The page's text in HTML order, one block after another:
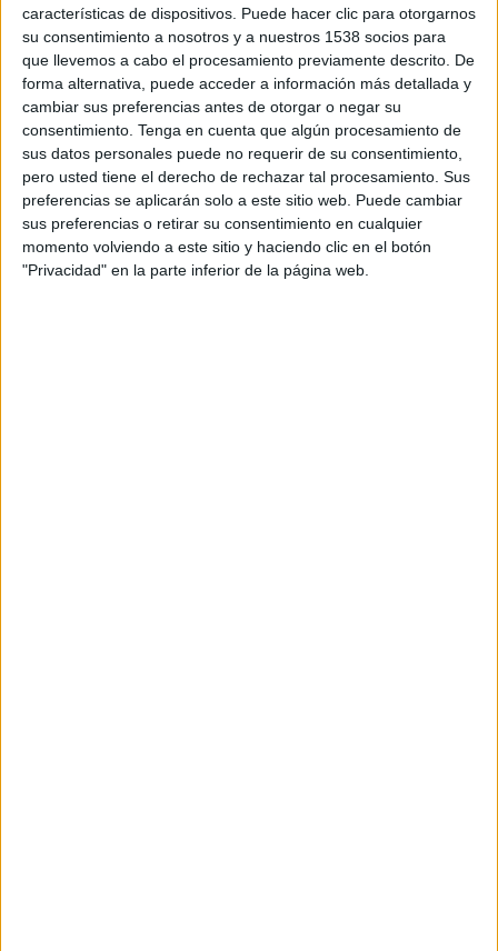
características de dispositivos. Puede hacer clic para otorgarnos
su consentimiento a nosotros y a nuestros 1538 socios para
que llevemos a cabo el procesamiento previamente descrito. De
forma alternativa, puede acceder a información más detallada y
cambiar sus preferencias antes de otorgar o negar su
consentimiento. Tenga en cuenta que algún procesamiento de
sus datos personales puede no requerir de su consentimiento,
pero usted tiene el derecho de rechazar tal procesamiento. Sus
preferencias se aplicarán solo a este sitio web. Puede cambiar
sus preferencias o retirar su consentimiento en cualquier
momento volviendo a este sitio y haciendo clic en el botón
"Privacidad" en la parte inferior de la página web.
SHARE
ENVIAR
PIN